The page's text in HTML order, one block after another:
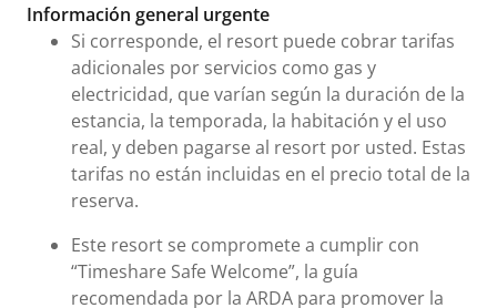
Información general urgente
Si corresponde, el resort puede cobrar tarifas
adicionales por servicios como gas y
electricidad, que varían según la duración de la
estancia, la temporada, la habitación y el uso
real, y deben pagarse al resort por usted. Estas
tarifas no están incluidas en el precio total de la
reserva.
Este resort se compromete a cumplir con
“Timeshare Safe Welcome”, la guía
recomendada por la ARDA para promover la